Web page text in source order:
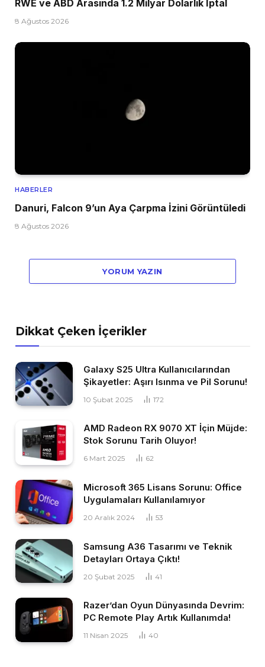
RWE ve ABD Arasında 1.2 Milyar Dolarlık İptal
8 Ağustos 2026
HABERLER
Danuri, Falcon 9’un Aya Çarpma İzini Görüntüledi
8 Ağustos 2026
YORUM YAZIN
Dikkat Çeken İçerikler
Galaxy S25 Ultra Kullanıcılarından
Şikayetler: Aşırı Isınma ve Pil Sorunu!
10 Şubat 2025 172
AMD Radeon RX 9070 XT İçin Müjde:
Stok Sorunu Tarih Oluyor!
6 Mart 2025 62
Microsoft 365 Lisans Sorunu: Office
Uygulamaları Kullanılamıyor
20 Aralık 2024 53
Samsung A36 Tasarımı ve Teknik
Detayları Ortaya Çıktı!
20 Şubat 2025 41
Razer’dan Oyun Dünyasında Devrim:
PC Remote Play Artık Kullanımda!
11 Nisan 2025 40